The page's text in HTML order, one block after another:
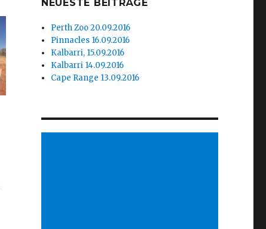
NEUESTE BEITRÄGE
Perth Zoo 20.09.2016
Pinnacles 16.09.2016
Kalbarri, 15.09.2016
Kalbarri 14.09.2016
Cape Range 13.09.2016